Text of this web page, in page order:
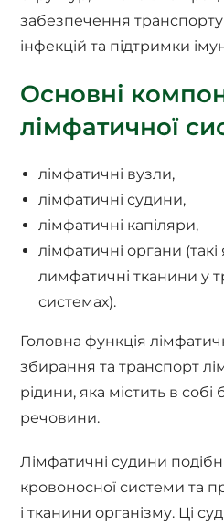
забезпечення транспорту
інфекцій та підтримки
Основні
лімфатичної
лімфатичні вузли,
лімфатичні судини,
лімфатичні капіляри,
лімфатичні органи (такі
лимфатичні тканини у
системах).
Головна функція
збирання та транспорт
рідини, яка містить в собі
речовини.
Лімфатичні судини
кровоносної системи та
і тканини організму. Ці